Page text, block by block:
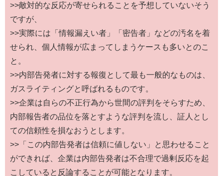
>>敵対的な反応が寄せられることを予想していないそう
ですが、
>>実際には「情報漏えい者」「密告者」などの汚名を着
せられ、個人情報が広まってしまうケースも多いとのこ
と。
>>内部告発者に対する報復として最も一般的なものは、
ガスライティングと呼ばれるものです。
>>企業は自らの不正行為から世間の評判をそらすため、
内部報告者の品位を落とすような評判を流し、証人とし
ての信頼性を損なおうとします。
>>「この内部告発者は信頼に値しない」と思わせること
ができれば、企業は内部告発者は不合理で過剰反応を起
こしていると反論することが可能となります。